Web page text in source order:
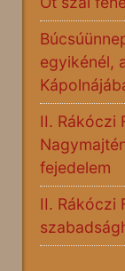
egyikénél,
II. Rákóczi
fejedelem
II. Rákóczi